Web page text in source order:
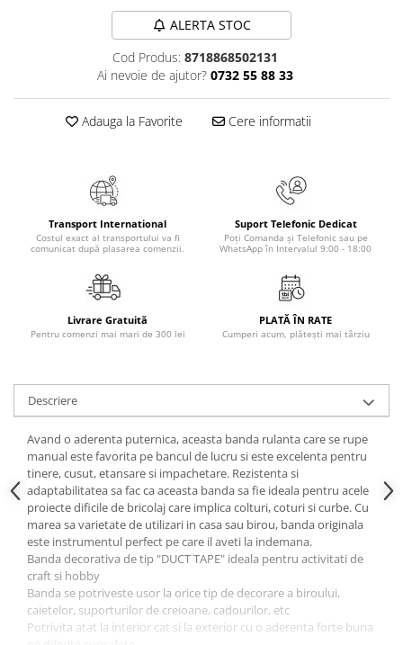
Medicina & Farmacie
Starea de bine
Terapii Alternative
Beletristica
Carti pentru Adolescenti, Young
Adult
Crime, Thriller, Mistery
Literatura Romana
Literatura Universala
Poezie
Romane de dragoste, Carti
romantice
Senzatii/Dragoste
Senzatii/Erotic
ALERTA STOC
Cod Produs: 8718868502131
Ai nevoie de ajutor? 0732 55 88 33
Adauga la Favorite Cere informatii
Transport International
Costul exact al transportului va fi
comunicat după plasarea comenzii.
Suport Telefonic Dedicat
Poți Comanda și Telefonic sau pe
WhatsApp în Intervalul 9:00 - 18:00
Livrare Gratuită
Pentru comenzi mai mari de 300 lei
PLATĂ ÎN RATE
Cumperi acum, plătești mai târziu
Descriere
Avand o aderenta puternica, aceasta banda rulanta care se rupe
manual este favorita pe bancul de lucru si este excelenta pentru
tinere, cusut, etansare si impachetare. Rezistenta si
adaptabilitatea sa fac ca aceasta banda sa fie ideala pentru acele
proiecte dificile de bricolaj care implica colturi, coturi si curbe. Cu
marea sa varietate de utilizari in casa sau birou, banda originala
este instrumentul perfect pe care il aveti la indemana.
Banda decorativa de tip "DUCT TAPE" ideala pentru activitati de
craft si hobby
Banda se potriveste usor la orice tip de decorare a biroului,
caietelor, suporturilor de creioane, cadourilor, etc
Potrivita atat la interior cat si la exterior cu o aderenta forte buna